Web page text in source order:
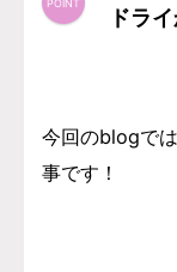
ドラ
今回のblogで
事です！